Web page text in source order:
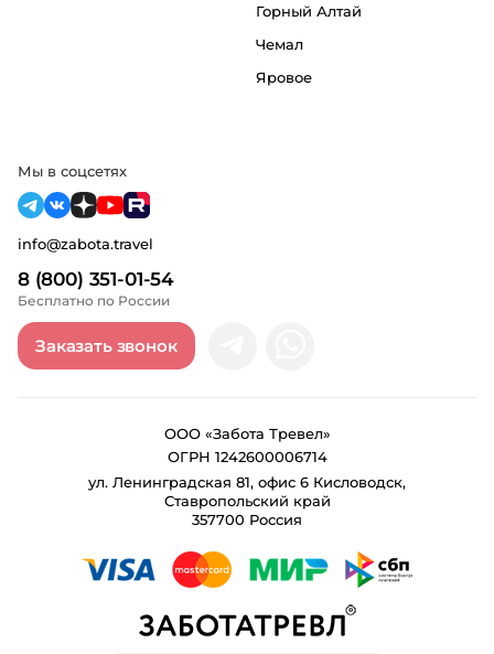
Горный Алтай
Чемал
Яровое
8 (800) 351-01-54
Бесплатно по России
info@zabota.travel
Заказать звонок
Мы в соцсетях
ООО «Забота Тревел»
ОГРН 1242600006714
ул. Ленинградская 81, офис 6 Кисловодск,
Ставропольский край
357700 Россия